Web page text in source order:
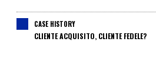
CASE HISTORY
CLIENTE ACQUISITO, CLIENTE FEDELE?